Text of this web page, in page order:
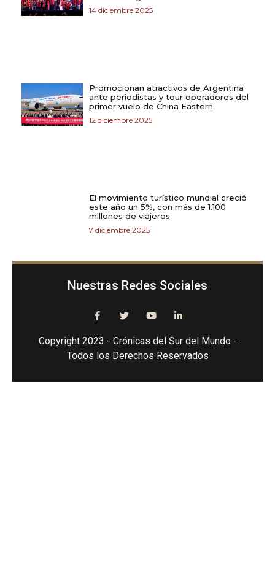
14 diciembre 2025
Promocionan atractivos de Argentina
ante periodistas y tour operadores del
primer vuelo de China Eastern
12 diciembre 2025
El movimiento turístico mundial creció
este año un 5%, con más de 1.100
millones de viajeros
7 diciembre 2025
Nuestras Redes Sociales
Copyright 2023 - Crónicas del Sur del Mundo -
Todos los Derechos Reservados